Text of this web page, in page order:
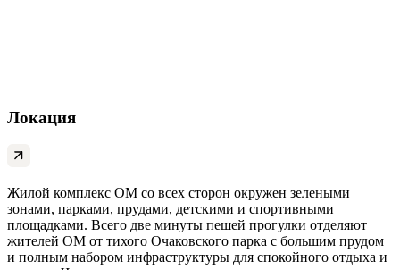
Локация
Жилой комплекс ОМ со всех сторон окружен зелеными
зонами, парками, прудами, детскими и спортивными
площадками. Всего две минуты пешей прогулки отделяют
жителей ОМ от тихого Очаковского парка с большим прудом
и полным набором инфраструктуры для спокойного отдыха и